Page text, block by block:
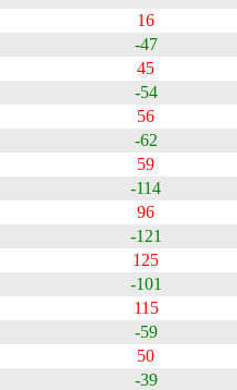
16
-47
45
-54
56
-62
59
-114
96
-121
125
-101
115
-59
50
-39